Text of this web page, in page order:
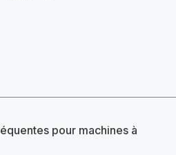
pour machines à